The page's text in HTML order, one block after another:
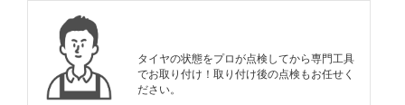
タイヤの状態をプロが点検してから専門工具
でお取り付け！取り付け後の点検もお任せく
ださい。